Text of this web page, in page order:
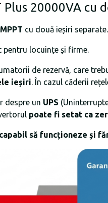
20000VA cu
cu două ieșiri
pentru locuințe și firme.
de rezervă, care
ieșiri. În cazul căderii
despre un UPS
poate fi setat ca
capabil să funcționeze și